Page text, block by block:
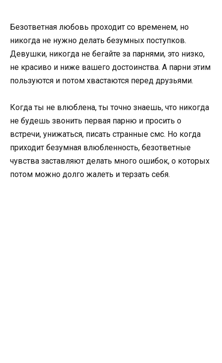
Безответная любовь проходит со временем, но
никогда не нужно делать безумных поступков.
Девушки, никогда не бегайте за парнями, это низко,
не красиво и ниже вашего достоинства. А парни этим
пользуются и потом хвастаются перед друзьями.
Когда ты не влюблена, ты точно знаешь, что никогда
не будешь звонить первая парню и просить о
встречи, унижаться, писать странные смс. Но когда
приходит безумная влюбленность, безответные
чувства заставляют делать много ошибок, о которых
потом можно долго жалеть и терзать себя.